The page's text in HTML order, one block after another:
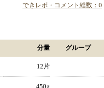
できレポ・コメント総数：0
分量 グループ
12片
450g